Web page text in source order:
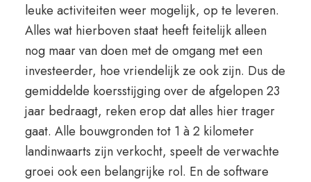
leuke activiteiten weer mogelijk, op te leveren.
Alles wat hierboven staat heeft feitelijk alleen
nog maar van doen met de omgang met een
investeerder, hoe vriendelijk ze ook zijn. Dus de
gemiddelde koersstijging over de afgelopen 23
jaar bedraagt, reken erop dat alles hier trager
gaat. Alle bouwgronden tot 1 à 2 kilometer
landinwaarts zijn verkocht, speelt de verwachte
groei ook een belangrijke rol. En de software